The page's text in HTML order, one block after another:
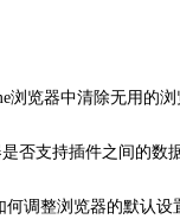
浏览器中清除无用的浏
是否支持插件之间的数
何调整浏览器的默认设